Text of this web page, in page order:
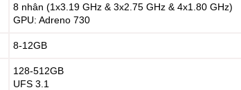
8 nhân (1x3.19 GHz & 3x2.75 GHz & 4x1.80 GHz)
GPU: Adreno 730
8-12GB
128-512GB
UFS 3.1